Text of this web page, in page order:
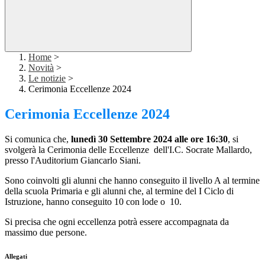
Home >
Novità >
Le notizie >
Cerimonia Eccellenze 2024
Cerimonia Eccellenze 2024
Si comunica che, lunedì 30 Settembre 2024 alle ore 16:30, si
svolgerà la Cerimonia delle Eccellenze dell'I.C. Socrate Mallardo,
presso l'Auditorium Giancarlo Siani.
Sono coinvolti gli alunni che hanno conseguito il livello A al termine
della scuola Primaria e gli alunni che, al termine del I Ciclo di
Istruzione, hanno conseguito 10 con lode o 10.
Si precisa che ogni eccellenza potrà essere accompagnata da
massimo due persone.
Allegati